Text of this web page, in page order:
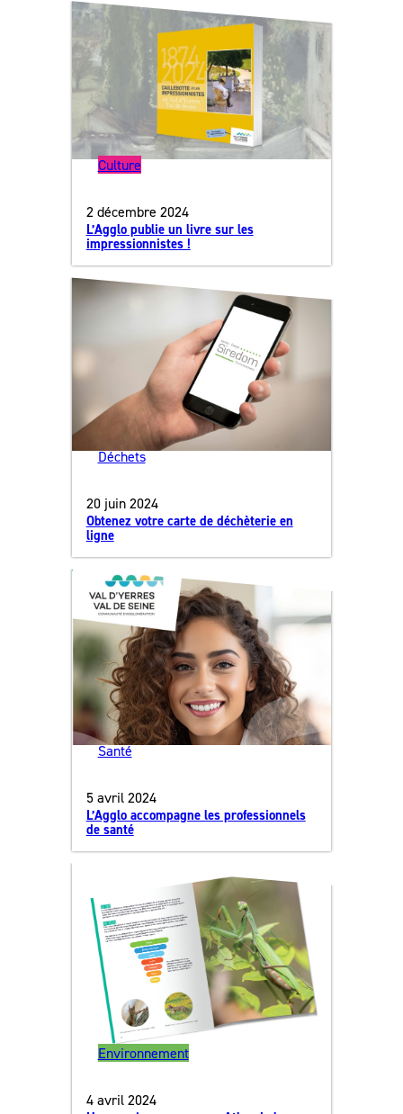
Culture
2 décembre 2024
L’Agglo publie un livre sur les
impressionnistes !
Déchets
20 juin 2024
Obtenez votre carte de déchèterie en
ligne
Santé
5 avril 2024
L’Agglo accompagne les professionnels
de santé
Environnement
4 avril 2024